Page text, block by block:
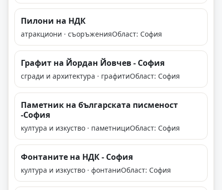
Пилони на НДК
атракциони · съоръженияОбласт: София
Графит на Йордан Йовчев - София
сгради и архитектура · графитиОбласт: София
Паметник на българската писменост
-София
култура и изкуство · паметнициОбласт: София
Фонтаните на НДК - София
култура и изкуство · фонтаниОбласт: София